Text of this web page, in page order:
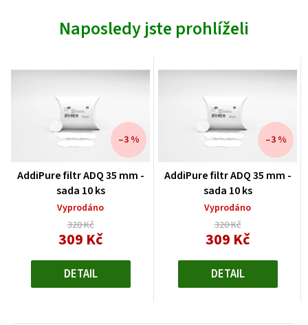
Naposledy jste prohlíželi
AddiPure filtr ADQ 35 mm -
sada 10 ks
Vyprodáno
320 Kč
–3 %
309 KčMěrná
DETAIL
AddiPure filtr ADQ 35 mm -
sada 10 ks
Vyprodáno
320 Kč
–3 %
309 KčMěrná
DETAIL